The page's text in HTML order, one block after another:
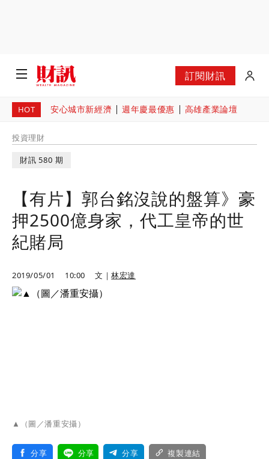
訂閱財訊
HOT 安心城市新經濟 週年慶最優惠 高雄產業論壇
投資理財
財訊 580 期
【有片】郭台銘沒說的盤算》豪
押2500億身家，代工皇帝的世
紀賭局
2019/05/01 10:00 文｜林宏達
▲（圖／潘重安攝）
分享 分享 分享 複製連結